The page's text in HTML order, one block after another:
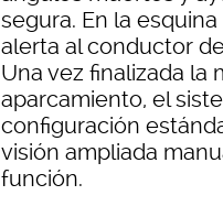
segura. En la
alerta al conductor
Una vez finalizada la
aparcamiento, el
configuración
visión ampliada
función.